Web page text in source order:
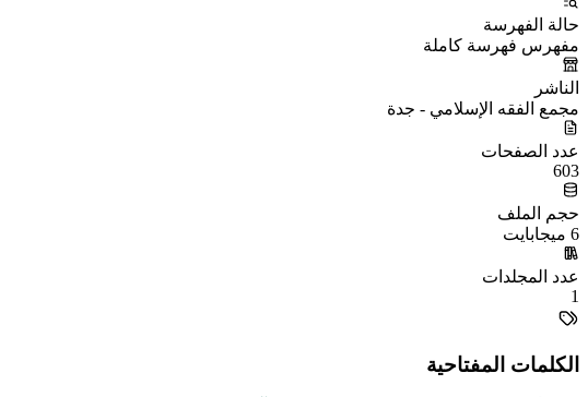
حالة الفهرسة
مفهرس فهرسة كاملة
الناشر
مجمع الفقه الإسلامي - جدة
عدد الصفحات
603
حجم الملف
6 ميجابايت
عدد المجلدات
1
الكلمات المفتاحية